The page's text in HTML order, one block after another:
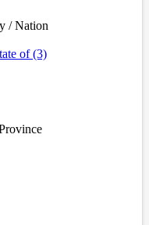
/ Nation
of (3)